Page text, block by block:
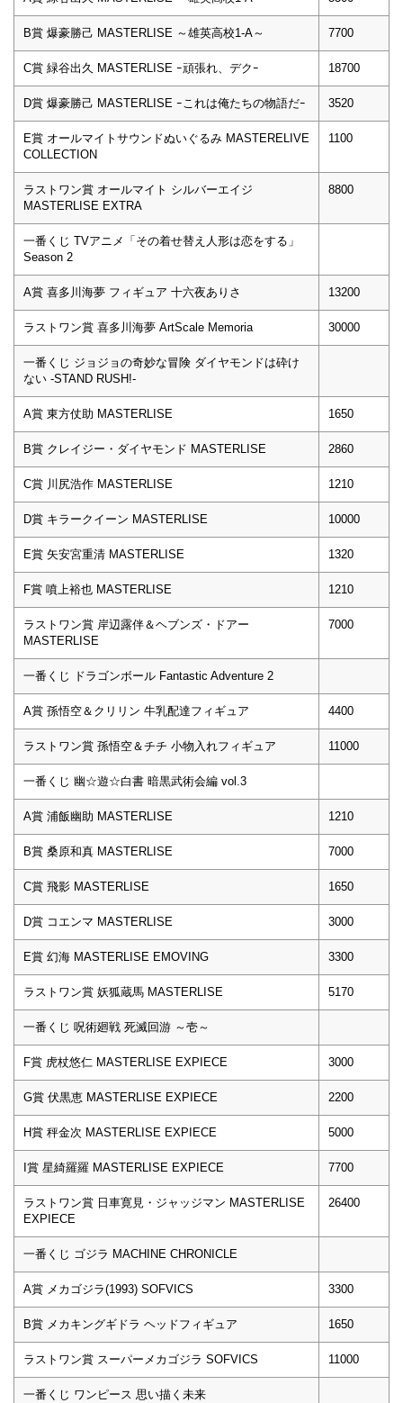
B賞 爆豪勝己 MASTERLISE ～雄英高校1-A～ 7700
C賞 緑谷出久 MASTERLISE ｰ頑張れ、デクｰ 18700
D賞 爆豪勝己 MASTERLISE ｰこれは俺たちの物語だｰ 3520
E賞 オールマイトサウンドぬいぐるみ MASTERELIVE
COLLECTION
1100
ラストワン賞 オールマイト シルバーエイジ
MASTERLISE EXTRA
8800
一番くじ TVアニメ「その着せ替え人形は恋をする」
Season 2
A賞 喜多川海夢 フィギュア 十六夜ありさ 13200
ラストワン賞 喜多川海夢 ArtScale Memoria 30000
一番くじ ジョジョの奇妙な冒険 ダイヤモンドは砕け
ない -STAND RUSH!-
A賞 東方仗助 MASTERLISE 1650
B賞 クレイジー・ダイヤモンド MASTERLISE 2860
C賞 川尻浩作 MASTERLISE 1210
D賞 キラークイーン MASTERLISE 10000
E賞 矢安宮重清 MASTERLISE 1320
F賞 噴上裕也 MASTERLISE 1210
ラストワン賞 岸辺露伴＆ヘブンズ・ドアー
MASTERLISE
7000
一番くじ ドラゴンボール Fantastic Adventure 2
A賞 孫悟空＆クリリン 牛乳配達フィギュア 4400
ラストワン賞 孫悟空＆チチ 小物入れフィギュア 11000
一番くじ 幽☆遊☆白書 暗黒武術会編 vol.3
A賞 浦飯幽助 MASTERLISE 1210
B賞 桑原和真 MASTERLISE 7000
C賞 飛影 MASTERLISE 1650
D賞 コエンマ MASTERLISE 3000
E賞 幻海 MASTERLISE EMOVING 3300
ラストワン賞 妖狐蔵馬 MASTERLISE 5170
一番くじ 呪術廻戦 死滅回游 ～壱～
F賞 虎杖悠仁 MASTERLISE EXPIECE 3000
G賞 伏黒恵 MASTERLISE EXPIECE 2200
H賞 秤金次 MASTERLISE EXPIECE 5000
I賞 星綺羅羅 MASTERLISE EXPIECE 7700
ラストワン賞 日車寛見・ジャッジマン MASTERLISE
EXPIECE
26400
一番くじ ゴジラ MACHINE CHRONICLE
A賞 メカゴジラ(1993) SOFVICS 3300
B賞 メカキングギドラ ヘッドフィギュア 1650
ラストワン賞 スーパーメカゴジラ SOFVICS 11000
一番くじ ワンピース 思い描く未来